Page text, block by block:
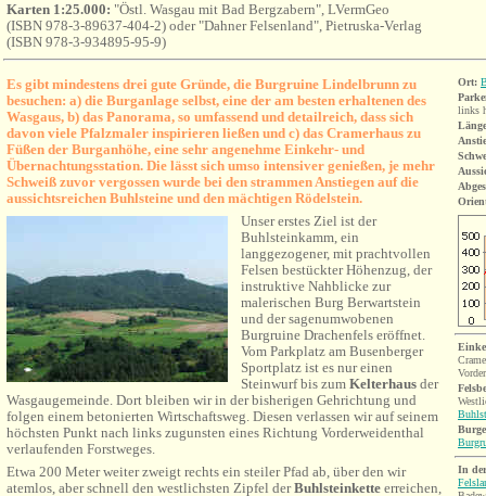
Karten 1:25.000: "Östl. Wasgau mit Bad Bergzabern", LVermGeo
(ISBN 978-3-89637-404-2) oder "Dahner Felsenland", Pietruska-Verlag
(ISBN 978-3-934895-95-9)
Es gibt mindestens drei gute Gründe, die Burgruine Lindelbrunn zu
besuchen: a) die Burganlage selbst, eine der am besten erhaltenen des
Wasgaus, b) das Panorama, so umfassend und detailreich, dass sich
davon viele Pfalzmaler inspirieren ließen und c) das Cramerhaus zu
Füßen der Burganhöhe, eine sehr angenehme Einkehr- und
Übernachtungsstation. Die lässt sich umso intensiver genießen, je mehr
Schweiß zuvor vergossen wurde bei den strammen Anstiegen auf die
aussichtsreichen Buhlsteine und den mächtigen Rödelstein.
Unser erstes Ziel ist der
Buhlsteinkamm, ein
langgezogener, mit prachtvollen
Felsen bestückter Höhenzug, der
instruktive Nahblicke zur
malerischen Burg Berwartstein
und der sagenumwobenen
Burgruine Drachenfels eröffnet.
Vom Parkplatz am Busenberger
Sportplatz ist es nur einen
Steinwurf bis zum Kelterhaus der
Wasgaugemeinde. Dort bleiben wir in der bisherigen Gehrichtung und
folgen einem betonierten Wirtschaftsweg. Diesen verlassen wir auf seinem
höchsten Punkt nach links zugunsten eines Richtung Vorderweidenthal
verlaufenden Forstweges.
Etwa 200 Meter weiter zweigt rechts ein steiler Pfad ab, über den wir
atemlos, aber schnell den westlichsten Zipfel derBuhlsteinkette erreichen,
Ort:
links
Vorder
In